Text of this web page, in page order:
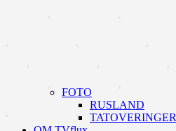
FOTO
RUSLAND
TATOVERINGER